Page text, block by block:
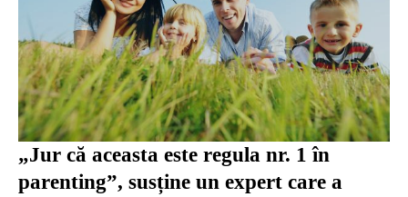
„Jur că aceasta este regula nr. 1 în
parenting”, susține un expert care a